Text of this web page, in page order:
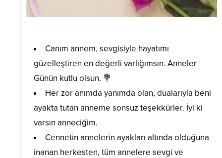
Canım annem, sevgisiyle hayatımı
güzelleştiren en değerli varlığımsın. Anneler
Günün kutlu olsun. 💐
Her zor anımda yanımda olan, dualarıyla beni
ayakta tutan anneme sonsuz teşekkürler. İyi ki
varsın anneciğim.
Cennetin annelerin ayakları altında olduğuna
inanan herkesten, tüm annelere sevgi ve